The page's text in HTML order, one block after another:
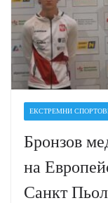
ЕКСТРЕМНИ
Бронзов
на
Санкт